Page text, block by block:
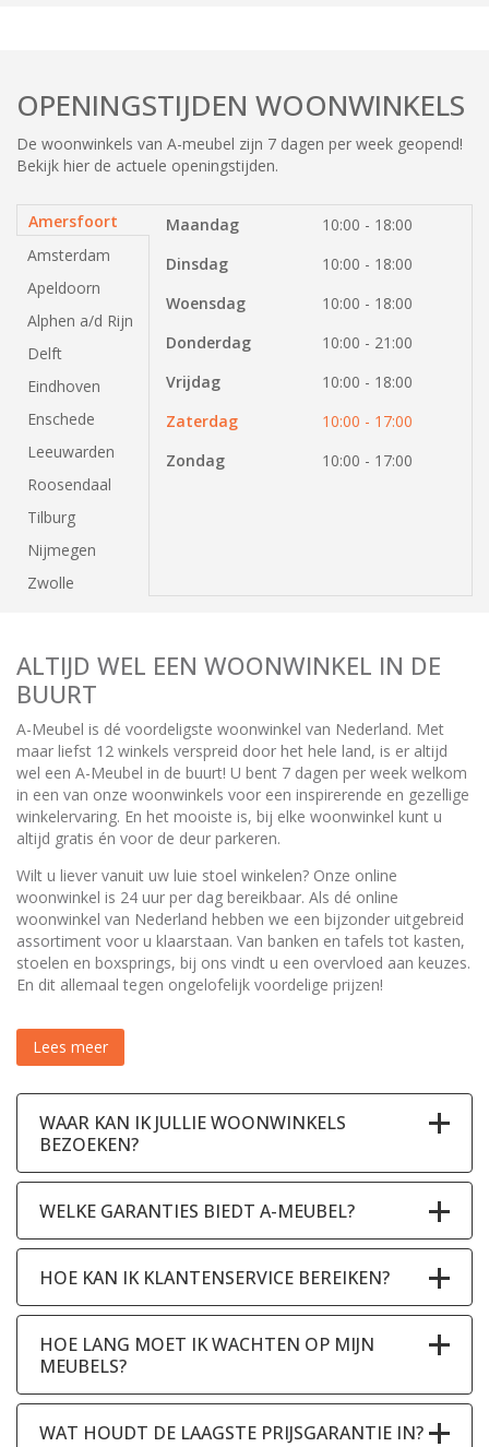
OPENINGSTIJDEN WOONWINKELS
De woonwinkels van A-meubel zijn 7 dagen per week geopend!
Bekijk hier de actuele openingstijden.
Amersfoort
Amsterdam
Apeldoorn
Alphen a/d Rijn
Delft
Eindhoven
Enschede
Leeuwarden
Roosendaal
Tilburg
Nijmegen
Zwolle
Maandag
10:00 - 18:00
Dinsdag
10:00 - 18:00
Woensdag
10:00 - 18:00
Donderdag
10:00 - 21:00
Vrijdag
10:00 - 18:00
Zaterdag
10:00 - 17:00
Zondag
10:00 - 17:00
ALTIJD WEL EEN WOONWINKEL IN DE
BUURT
A-Meubel is dé voordeligste woonwinkel van Nederland. Met
maar liefst 12 winkels verspreid door het hele land, is er altijd
wel een A-Meubel in de buurt! U bent 7 dagen per week welkom
in een van onze woonwinkels voor een inspirerende en gezellige
winkelervaring. En het mooiste is, bij elke woonwinkel kunt u
altijd gratis én voor de deur parkeren.
Wilt u liever vanuit uw luie stoel winkelen? Onze online
woonwinkel is 24 uur per dag bereikbaar. Als dé online
woonwinkel van Nederland hebben we een bijzonder uitgebreid
assortiment voor u klaarstaan. Van banken en tafels tot kasten,
stoelen en boxsprings, bij ons vindt u een overvloed aan keuzes.
En dit allemaal tegen ongelofelijk voordelige prijzen!
Lees meer
WAAR KAN IK JULLIE WOONWINKELS
BEZOEKEN?
WELKE GARANTIES BIEDT A-MEUBEL?
HOE KAN IK KLANTENSERVICE BEREIKEN?
HOE LANG MOET IK WACHTEN OP MIJN
MEUBELS?
WAT HOUDT DE LAAGSTE PRIJSGARANTIE IN?